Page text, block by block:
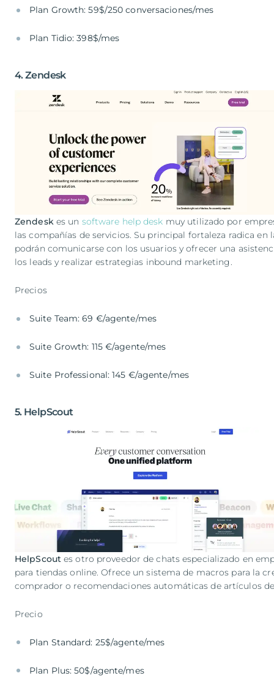
Plan Growth: 59$/250 conversaciones/mes
Plan Tidio: 398$/mes
4. Zendesk
Zendesk es un software help desk muy utilizado por
las compañías de servicios. Su principal fortaleza radica en
podrán comunicarse con los usuarios y ofrecer una
los leads y realizar estrategias inbound marketing.
Precios
Suite Team: 69 €/agente/mes
Suite Growth: 115 €/agente/mes
Suite Professional: 145 €/agente/mes
5. HelpScout
HelpScout es otro proveedor de chats especializado en
para tiendas online. Ofrece un sistema de macros para la
comprador o recomendaciones automáticas de artículos
Precio
Plan Standard: 25$/agente/mes
Plan Plus: 50$/agente/mes